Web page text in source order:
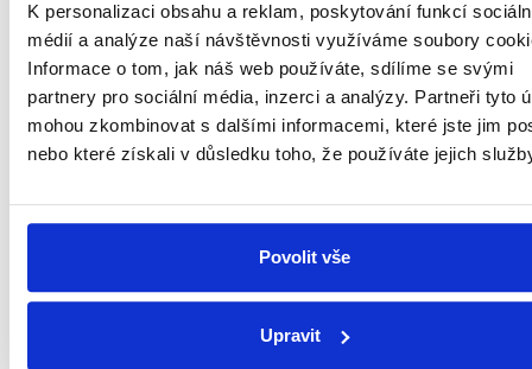
K personalizaci obsahu a reklam, poskytování funkcí
médií a analýze naší návštěvnosti využíváme soubory
Informace o tom, jak náš web používáte, sdílíme se svými
partnery pro sociální média, inzerci a analýzy. Partneři tyto
mohou zkombinovat s dalšími informacemi, které jste jim
nebo které získali v důsledku toho, že používáte jejich
Povolit vše
Upravit
ukrajinských nacionalistů (OUN) spolu s německými
vojsky přesunula do Lvova, kde 30. června 1941
vyhlásila nezávislý Ukrajinský stát ( .pdf , str. 561), který
měl„úzce spolupracovat s nacionálněsocialistickým
Velkým Německem pod vedením Adolfa Hitlera, které
vytváří nový řád v Evropě a ve světě a pomáhá
Hitler ale myšlenku ukrajinské nezávislostiodmítl
a Bandera byl zatčen a do roku 1944 vězněn
v Berlíně, kdebylv roce 1959 zabit agentem sovětské